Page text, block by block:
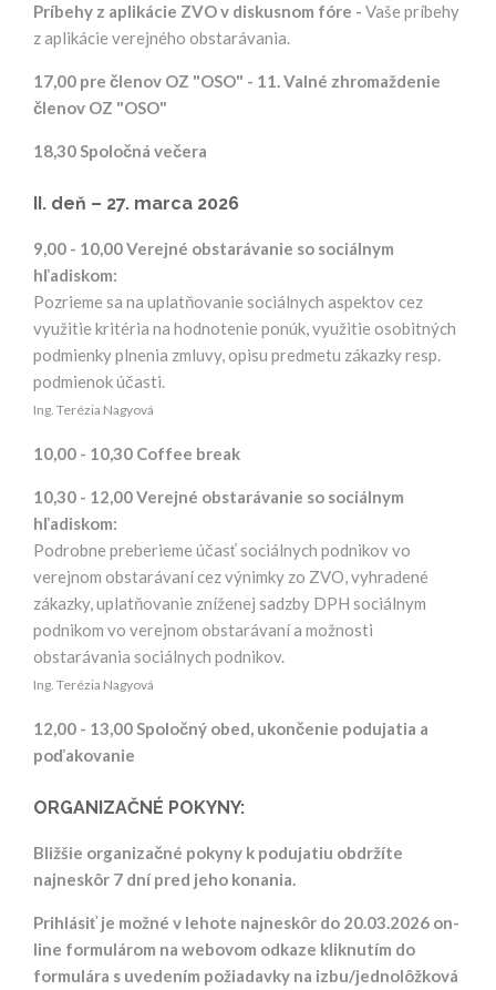
Príbehy z aplikácie ZVO v diskusnom fóre - Vaše príbehy
z aplikácie verejného obstarávania.
17,00 pre členov OZ "OSO" - 11. Valné zhromaždenie
členov OZ "OSO"
18,30 Spoločná večera
II. deň – 27. marca 2026
9,00 - 10,00 Verejné obstarávanie so sociálnym
hľadiskom:
Pozrieme sa na uplatňovanie sociálnych aspektov cez
využitie kritéria na hodnotenie ponúk, využitie osobitných
podmienky plnenia zmluvy, opisu predmetu zákazky resp.
podmienok účasti.
Ing. Terézia Nagyová
10,00 - 10,30 Coffee break
10,30 - 12,00 Verejné obstarávanie so sociálnym
hľadiskom:
Podrobne preberieme účasť sociálnych podnikov vo
verejnom obstarávaní cez výnimky zo ZVO, vyhradené
zákazky, uplatňovanie zníženej sadzby DPH sociálnym
podnikom vo verejnom obstarávaní a možnosti
obstarávania sociálnych podnikov.
Ing. Terézia Nagyová
12,00 - 13,00 Spoločný obed, ukončenie podujatia a
poďakovanie
ORGANIZAČNÉ POKYNY:
Bližšie organizačné pokyny k podujatiu obdržíte
najneskôr 7 dní pred jeho konania.
Prihlásiť je možné v lehote najneskôr do 20.03.2026 on-
line formulárom na webovom odkaze kliknutím do
formulára s uvedením požiadavky na izbu/jednolôžková